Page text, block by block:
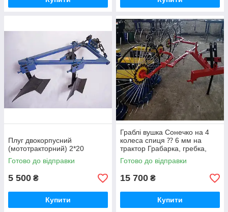
Плуг двокорпусний
(мототракторний) 2*20
Готово до відправки
5 500 ₴
Купити
Граблі вушка Сонечко на 4
колеса спиця ⁇ 6 мм на
трактор Грабарка, гребка,
сінограбарка
Готово до відправки
15 700 ₴
Купити